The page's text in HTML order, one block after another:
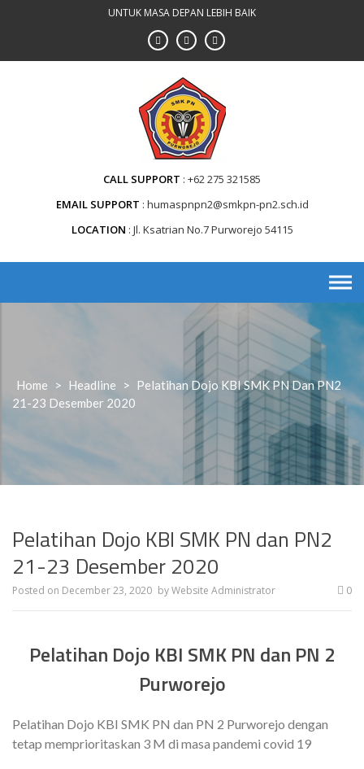
UNTUK MASA DEPAN LEBIH BAIK
CALL SUPPORT +62 275 321585
EMAIL SUPPORT humaspnpn2@smkpn-pn2.sch.id
LOCATION Jl. Ksatrian No.7 Purworejo 54115
Home > Headline > Pelatihan Dojo KBI SMK PN Dan PN2
21-23 Desember 2020
Pelatihan Dojo KBI SMK PN dan PN2
21-23 Desember 2020
Posted on December 23, 2020 byWebsite Administrator 0
Pelatihan Dojo KBI SMK PN dan PN 2
Purworejo
Pelatihan Dojo KBI SMK PN dan PN 2 Purworejo dengan
tetap memprioritaskan 3 M di masa pandemi covid 19